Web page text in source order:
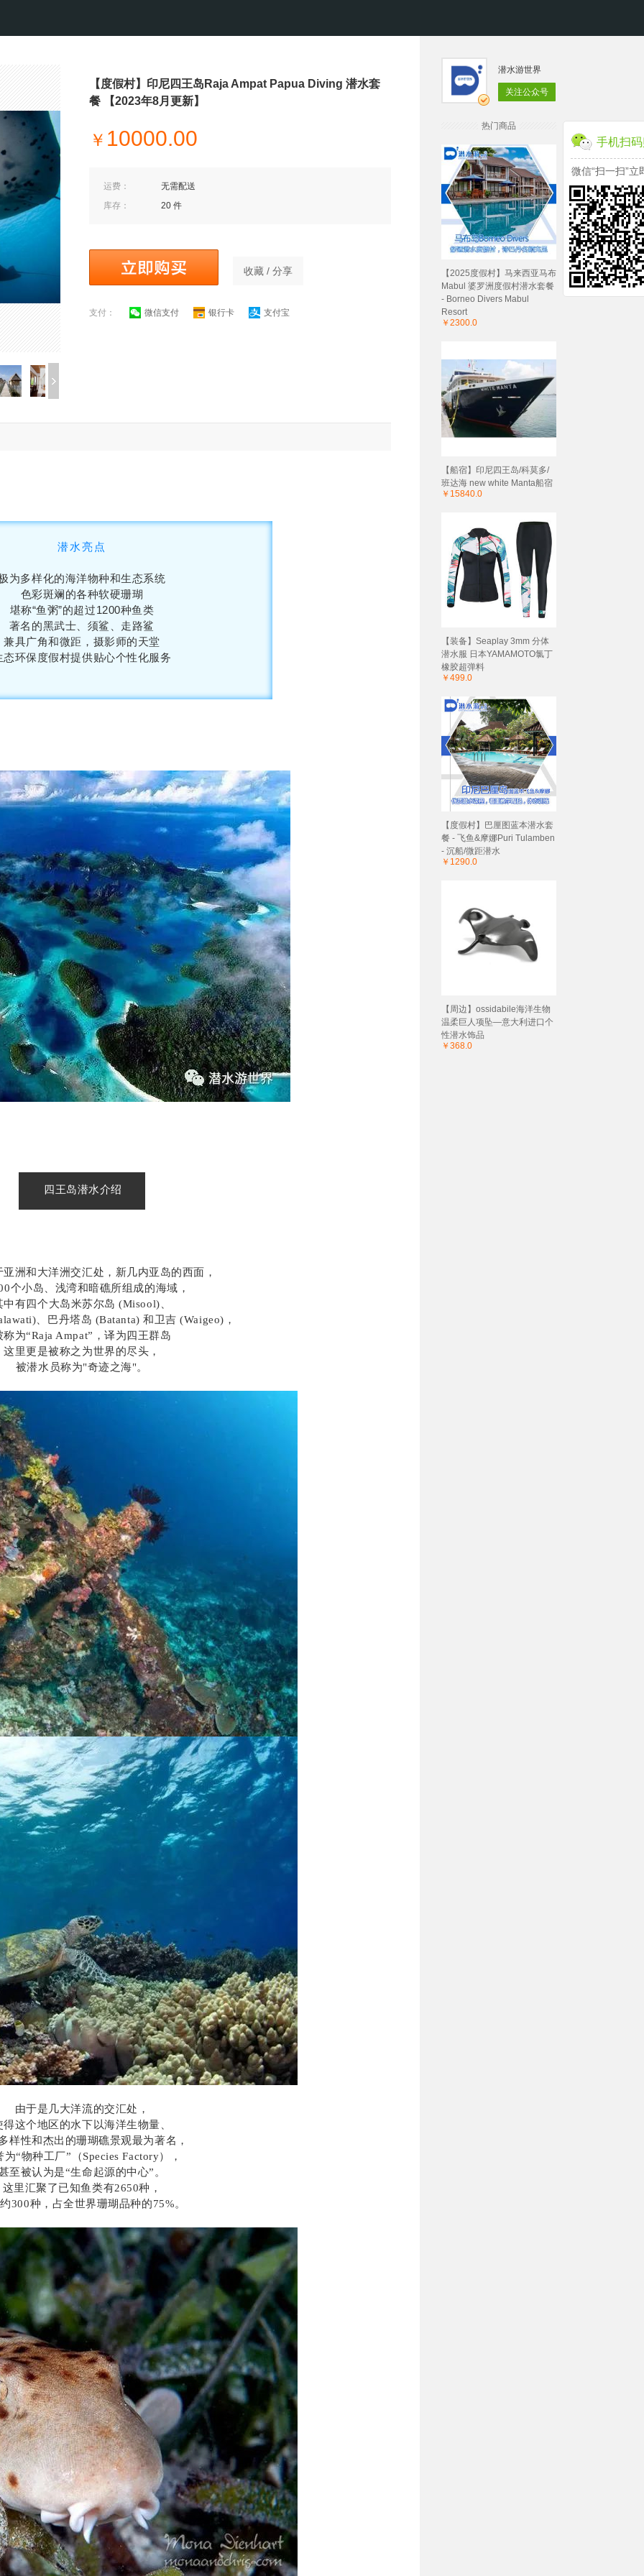
【度假村】印尼四王岛Raja Ampat Papua Diving 潜水套
餐 【2023年8月更新】
￥ 10000.00
运费：
无需配送
库存：
20 件
收藏 / 分享
支付： 微信支付 银行卡 支付宝
潜水亮点
为多样化的海洋物种和生态系统
色彩斑斓的各种软硬珊瑚
堪称“鱼粥”的超过1200种鱼类
著名的黑武士、须鲨、走路鲨
兼具广角和微距，摄影师的天堂
态环保度假村提供贴心个性化服务
四王岛潜水介绍
洲和大洋洲交汇处， 新几内亚岛的西面，
个小岛、浅湾和暗礁所组成的海域，
中有四个大岛米苏尔岛 (Misool)、
、巴丹塔岛 (Batanta) 和卫吉 (Waigeo)，
称为“Raja Ampat”，译为四王群岛
这里更是被称之为世界的尽头，
被潜水员称为"奇迹之海"。
由于是几大洋流的交汇处，
得这个地区的水下以海洋生物量、
样性和杰出的珊瑚礁景观最为著名，
为“物种工厂”（Species Factory），
至被认为是“生命起源的中心”。
这里汇聚了已知鱼类有2650种，
300种，占全世界珊瑚品种的75%。
潜水游世界
关注公众号
热门商品
【2025度假村】马来西亚马布
Mabul 婆罗洲度假村潜水套餐
- Borneo Divers Mabul
Resort
￥2300.0
【船宿】印尼四王岛/科莫多/
班达海 new white Manta船宿
￥15840.0
【装备】Seaplay 3mm 分体
潜水服 日本YAMAMOTO氯丁
橡胶超弹料
￥499.0
【度假村】巴厘图蓝本潜水套
餐 - 飞鱼&摩娜Puri Tulamben
- 沉船/微距潜水
￥1290.0
【周边】ossidabile海洋生物
温柔巨人项坠—意大利进口个
性潜水饰品
￥368.0
手机扫
微信“扫一扫”立